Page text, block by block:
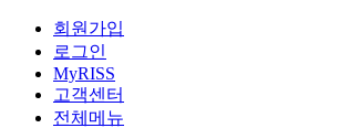
회원가입
로그인
MyRISS
고객센터
전체메뉴